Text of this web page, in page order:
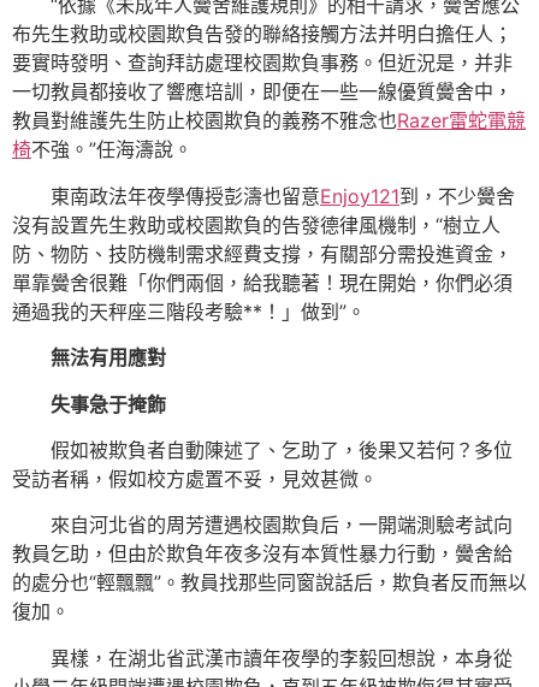
“依據《未成年人黌舍維護規則》的相干請求，黌舍應公
布先生救助或校園欺負告發的聯絡接觸方法并明白擔任人；
要實時發明、查詢拜訪處理校園欺負事務。但近況是，并非
一切教員都接收了響應培訓，即便在一些一線優質黌舍中，
教員對維護先生防止校園欺負的義務不雅念也Razer雷蛇電競
椅不強。”任海濤說。
東南政法年夜學傳授彭濤也留意Enjoy121到，不少黌舍
沒有設置先生救助或校園欺負的告發德律風機制，“樹立人
防、物防、技防機制需求經費支撐，有關部分需投進資金，
單靠黌舍很難「你們兩個，給我聽著！現在開始，你們必須
通過我的天秤座三階段考驗**！」做到”。
無法有用應對
失事急于掩飾
假如被欺負者自動陳述了、乞助了，後果又若何？多位
受訪者稱，假如校方處置不妥，見效甚微。
來自河北省的周芳遭遇校園欺負后，一開端測驗考試向
教員乞助，但由於欺負年夜多沒有本質性暴力行動，黌舍給
的處分也“輕飄飄”。教員找那些同窗說話后，欺負者反而無以
復加。
異樣，在湖北省武漢市讀年夜學的李毅回想說，本身從